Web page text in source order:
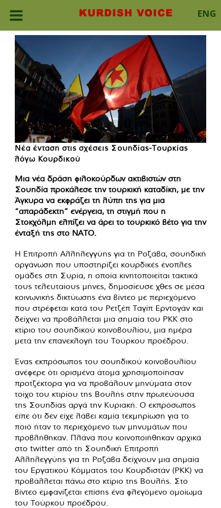
ENG
Skip
content
Νέα ένταση στις σχέσεις Σουηδίας-Τουρκίας
λόγω Κουρδικού
Μια νέα δράση φιλοκούρδων ακτιβιστών στη
Σουηδία προκάλεσε την τουρκική καταδίκη, με την
Άγκυρα να εκφράζει τη λύπη της για μια
“απαράδεκτη” ενέργεια, τη στιγμή που η
Στοκχόλμη ελπίζει να άρει το τουρκικό βέτο για την
ένταξή της στο ΝΑΤΟ.
Η Επιτροπή Αλληλεγγύης για τη Ροζάβα, σουηδική
οργάνωση που υποστηρίζει κουρδικές ένοπλες
ομάδες στη Συρία, η οποία κινητοποιείται τακτικά
τους τελευταίους μήνες, δημοσίευσε χθες σε μέσα
κοινωνικής δικτύωσης ένα βίντεο με περιεχόμενο
που στρέφεται κατά του Ρετζέπ Ταγίπ Ερντογάν και
δείχνει να προβάλλεται μια σημαία του PKK στο
κτίριο του σουηδικού κοινοβουλίου, μια ημέρα
μετά την επανεκλογή του Τούρκου προέδρου.
Ένας εκπρόσωπος του σουηδικού κοινοβουλίου
ανέφερε ότι ορισμένα άτομα χρησιμοποίησαν
προτζέκτορα για να προβάλουν μηνύματα στον
τοίχο του κτιρίου της Βουλής στην πρωτεύουσα
της Σουηδίας αργά την Κυριακή. Ο εκπρόσωπος
είπε ότι δεν είχε λάβει καμία τεκμηρίωση για το
ποιό ήταν το περιεχόμενο των μηνυμάτων που
προβλήθηκαν. Πλάνα που κοινοποιήθηκαν αρχικά
στο twitter από τη Σουηδική Επιτροπή
Αλληλεγγύης για τη Ροζάβα δείχνουν μια σημαία
του Εργατικού Κόμματος του Κουρδιστάν (PKK) να
προβάλλεται πάνω στο κτίριο της Βουλής. Στο
βίντεο εμφανίζεται επίσης ένα φλεγόμενο ομοίωμα
του Τούρκου προέδρου.